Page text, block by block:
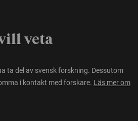
veta
ta del av svensk forskning. Dessutom
i kontakt med forskare. Läs mer om